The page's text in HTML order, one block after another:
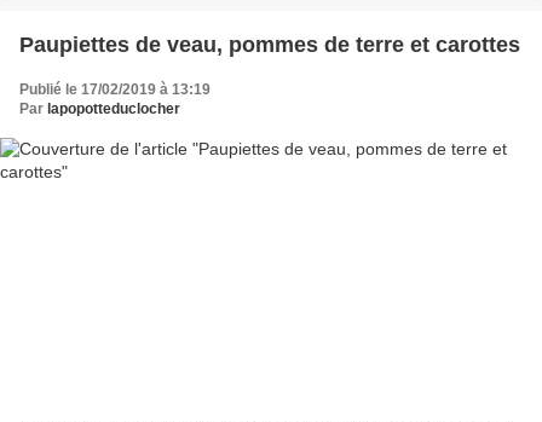
Paupiettes de veau, pommes de terre et carottes
Publié le 17/02/2019 à 13:19
Par lapopotteduclocher